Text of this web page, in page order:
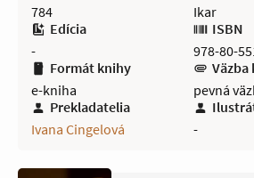
784
Ikar
Edícia
-
ISBN
978-80-
Formát knihy
e-kniha
Väzba
pevná
Prekladatelia
Ivana Cingelová
-